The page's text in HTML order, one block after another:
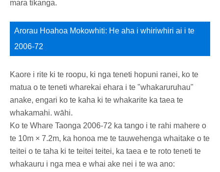
mara tikanga.
Arorau Hoahoa Mokowhiti: He aha i whiriwhiri ai i te
2006-72
Kaore i rite ki te roopu, ki nga teneti hopuni ranei, ko te
matua o te teneti wharekai ehara i te "whakaruruhau"
anake, engari ko te kaha ki te whakarite ka taea te
whakamahi. wāhi.
Ko te Whare Taonga 2006-72 ka tango i te rahi mahere o
te 10m × 7.2m, ka honoa me te tauwehenga whaitake o te
teitei o te taha ki te teitei teitei, ka taea e te roto teneti te
whakauru i nga mea e whai ake nei i te wa ano: